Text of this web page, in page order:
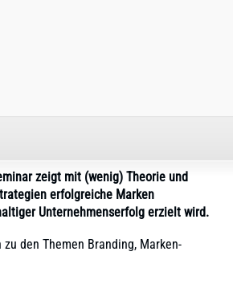
zeigt mit (wenig) Theorie und
erfolgreiche Marken
Unternehmenserfolg erzielt wird.
den Themen Branding, Marken-